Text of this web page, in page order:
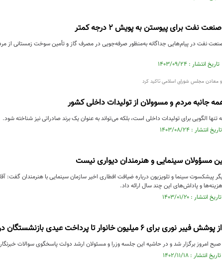
نفت برای پیوستن به پویش ۲ درجه کمتر
معادن مجلس شورای اسلامی تاکید کرد
جانبه مردم و مسوولان از تولیدات داخلی کشور
تنها الگویی برای تولیدات داخلی است، بلکه می‌تواند به عنوان یک برند صادراتی نیز شناخته ‌شود.
مسؤولان سینمایی و هنرمندان دیواری نیست
پیشکسوت سینما و تلویزیون درباره ضیافت افطاری اخیر سازمان سینمایی با هنرمندان گفت:
هزینه‌ها و پاداش‌های این چند سال ارائه داد.
میلیون خانوار تا پرداخت عیدی بازنشستگان در اسفندماه
امروز برگزار شد و در حاشیه این جلسه وزرا و مسئولان ارشد دولت پاسخگوی سوالات